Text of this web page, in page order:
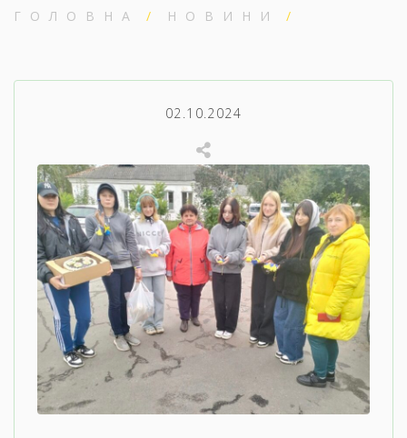
ГОЛОВНА НОВИНИ
02.10.2024